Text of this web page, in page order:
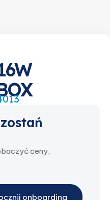
ceny,
onboarding